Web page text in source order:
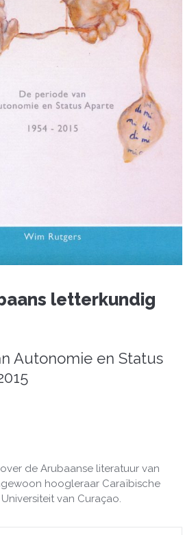
letterkundig
Autonomie en Status
de Arubaanse literatuur van
hoogleraar Caraïbische
van Curaçao.